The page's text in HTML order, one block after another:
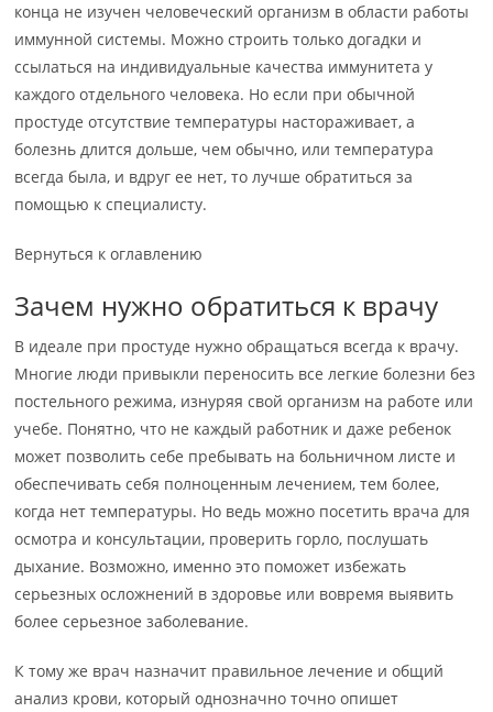
конца не изучен человеческий организм в области работы
иммунной системы. Можно строить только догадки и
ссылаться на индивидуальные качества иммунитета у
каждого отдельного человека. Но если при обычной
простуде отсутствие температуры настораживает, а
болезнь длится дольше, чем обычно, или температура
всегда была, и вдруг ее нет, то лучше обратиться за
помощью к специалисту.
Вернуться к оглавлению
Зачем нужно обратиться к врачу
В идеале при простуде нужно обращаться всегда к врачу.
Многие люди привыкли переносить все легкие болезни без
постельного режима, изнуряя свой организм на работе или
учебе. Понятно, что не каждый работник и даже ребенок
может позволить себе пребывать на больничном листе и
обеспечивать себя полноценным лечением, тем более,
когда нет температуры. Но ведь можно посетить врача для
осмотра и консультации, проверить горло, послушать
дыхание. Возможно, именно это поможет избежать
серьезных осложнений в здоровье или вовремя выявить
более серьезное заболевание.
К тому же врач назначит правильное лечение и общий
анализ крови, который однозначно точно опишет